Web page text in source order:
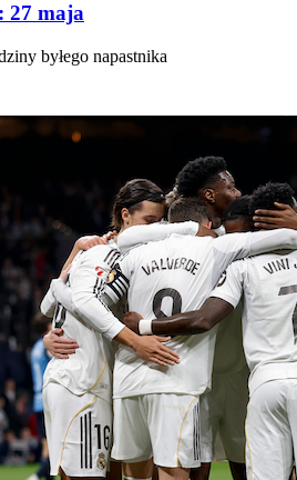
27 maja
byłego napastnika